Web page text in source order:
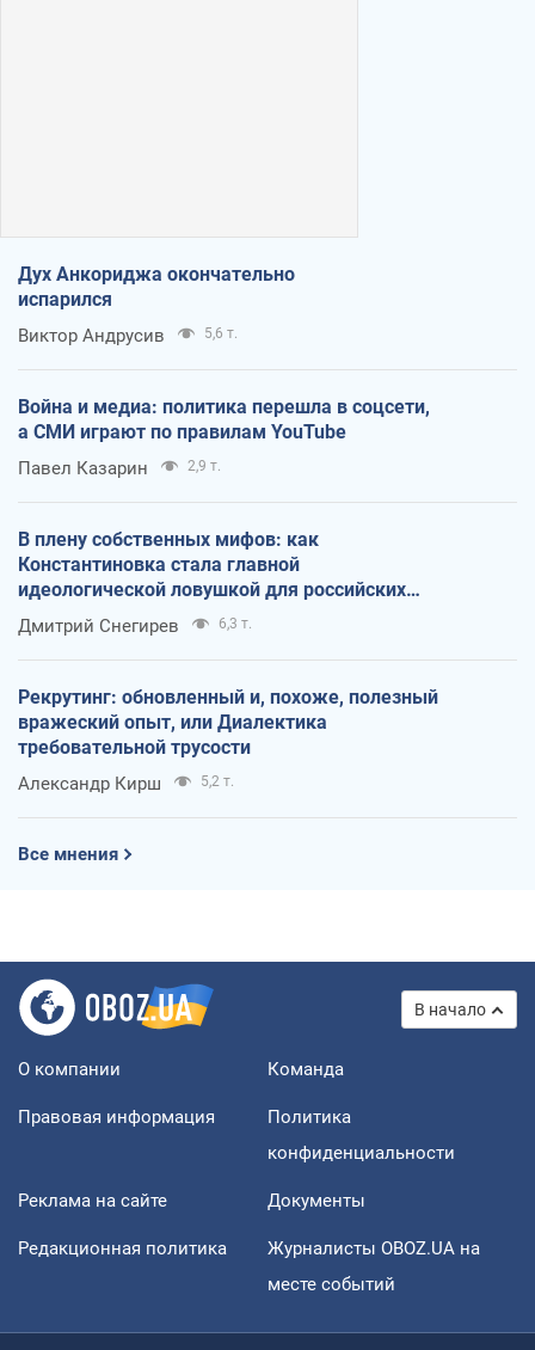
Дух Анкориджа окончательно
испарился
Виктор Андрусив 5,6 т.
Война и медиа: политика перешла в соцсети,
а СМИ играют по правилам YouTube
Павел Казарин 2,9 т.
В плену собственных мифов: как
Константиновка стала главной
идеологической ловушкой для российских
оккупантов
Дмитрий Снегирев 6,3 т.
Рекрутинг: обновленный и, похоже, полезный
вражеский опыт, или Диалектика
требовательной трусости
Александр Кирш 5,2 т.
Все мнения
В начало
О компании Команда
Правовая информация
Политика
конфиденциальности
Реклама на сайте Документы
Редакционная политика
Журналисты OBOZ.UA на
месте событий